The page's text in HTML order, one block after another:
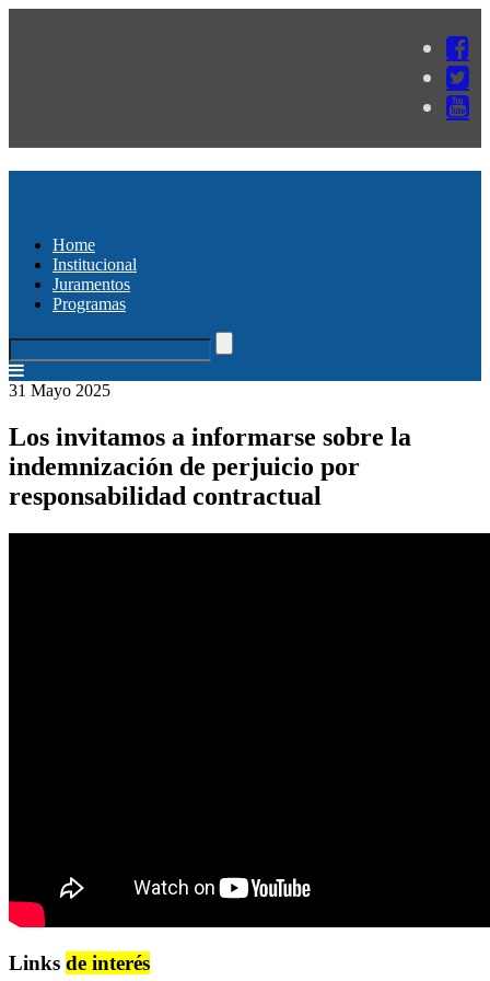
Home
Institucional
Juramentos
Programas
31 Mayo 2025
Los invitamos a informarse sobre la
indemnización de perjuicio por
responsabilidad contractual
Links de interés